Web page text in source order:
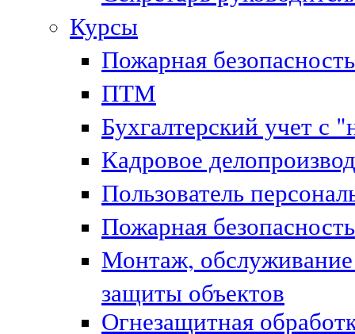
Курсы
Пожарная безопасность
ПТМ
Бухгалтерский учет с
Кадровое
Пользователь
Пожарная
Монтаж,
защиты объектов
Огнезащитная